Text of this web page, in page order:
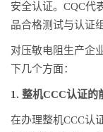
安全认证。CQC代
品合格测试与认证
对压敏电阻生产企
下几个方面：
1. 整机CCC认证的
在办理整机CCC认